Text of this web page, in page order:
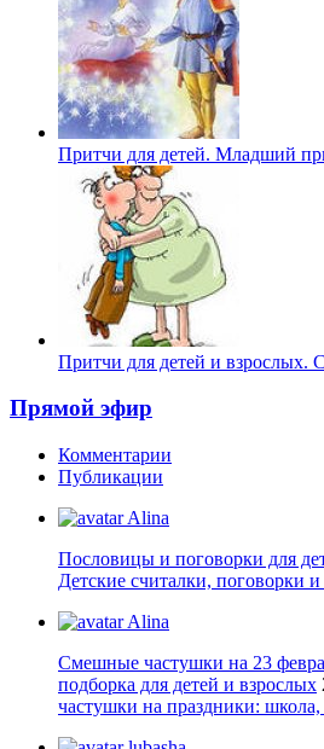
Притчи для детей. Младший
Притчи для детей и взрослых.
Прямой эфир
Комментарии
Публикации
Alina
Пословицы и поговорки для
Детские считалки, поговорки и
Alina
Смешные частушки на 23
подборка для детей и взрослых
частушки на праздники: